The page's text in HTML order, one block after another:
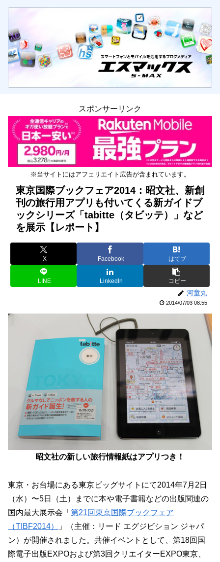
スポンサーリンク
※当サイトにはアフェリエイト広告が含まれています。
東京国際ブックフェア2014：昭文社、新創
刊の旅行用アプリも付いてくる新ガイドブ
ックシリーズ「tabitte（タビッテ）」など
を展示【レポート】
X Facebook はてブ
LINE LinkedIn コピー
河童丸
2014/07/03 08:55
昭文社の新しい旅行情報紙はアプリつき！
東京・お台場にある東京ビッグサイトにて2014年7月2日
（水）〜5日（土）までに本や電子書籍などの出版関連の
国内最大展示会「 第21回東京国際ブックフェア
（TIBF2014）
」（主催：リード エグジビション ジャパ
ン）が開催されました。共催イベントとして、第18回国
際電子出版EXPOおよび第3回クリエイターEXPO東京、